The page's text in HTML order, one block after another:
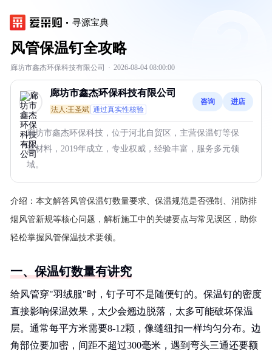
寻源宝典
风管保温钉全攻略
廊坊市鑫杰环保科技有限公司 · 2026-08-04 08:00:00
廊坊市鑫杰环保科技有限公司
法人:王圣斌 通过真实性核验
咨询 进店
廊坊市鑫杰环保科技，位于河北自贸区，主营保温钉等保
温材料，2019年成立，专业权威，经验丰富，服务多元领
域。
介绍： 本文解答风管保温钉数量要求、保温规范是否强制、消防排
烟风管新规等核心问题，解析施工中的关键要点与常见误区，助你
轻松掌握风管保温技术要领。
一、保温钉数量有讲究
给风管穿"羽绒服"时，钉子可不是随便钉的。保温钉的密度
直接影响保温效果，太少会翘边脱落，太多可能破坏保温
层。通常每平方米需要8-12颗，像缝纽扣一样均匀分布。边
角部位要加密，间距不超过300毫米，遇到弯头三通还要额